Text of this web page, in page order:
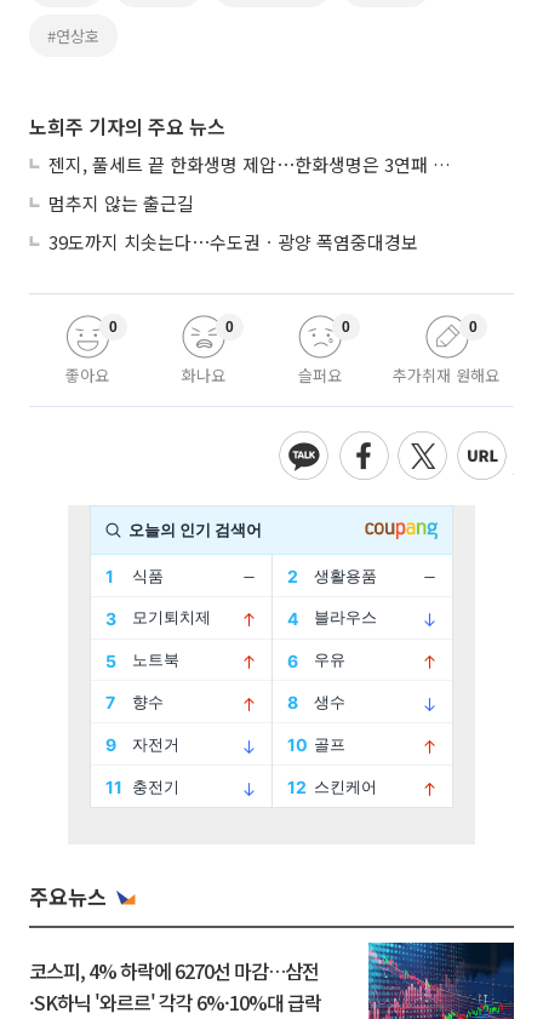
#연상호
노희주 기자의 주요 뉴스
젠지, 풀세트 끝 한화생명 제압⋯한화생명은 3연패 수렁
멈추지 않는 출근길
39도까지 치솟는다⋯수도권ㆍ광양 폭염중대경보
좋아요
0
화나요
0
슬퍼요
0
추가취재 원해요
0
주요뉴스
코스피, 4% 하락에 6270선 마감…삼전
·SK하닉 '와르르' 각각 6%·10%대 급락